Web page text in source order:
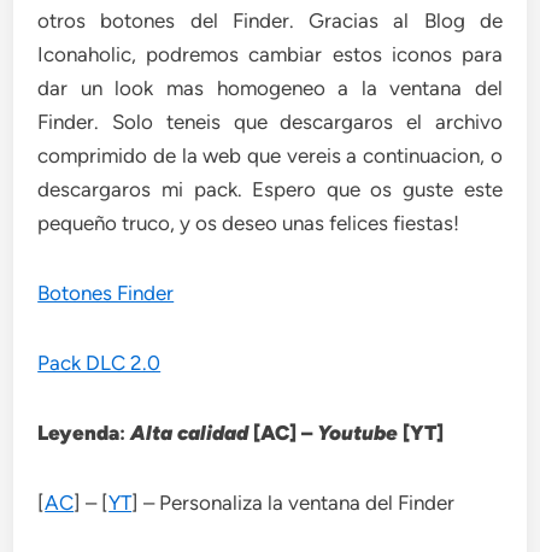
otros botones del Finder. Gracias al Blog de
Iconaholic, podremos cambiar estos iconos para
dar un look mas homogeneo a la ventana del
Finder. Solo teneis que descargaros el archivo
comprimido de la web que vereis a continuacion, o
descargaros mi pack. Espero que os guste este
pequeño truco, y os deseo unas felices fiestas!
Botones Finder
Pack DLC 2.0
Leyenda:Alta calidad [AC] – Youtube [YT]
[AC] – [YT] – Personaliza la ventana del Finder